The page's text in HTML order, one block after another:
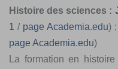
Histoire des sciences :
1 / page Academia.edu) ;
page Academia.edu)
La formation en